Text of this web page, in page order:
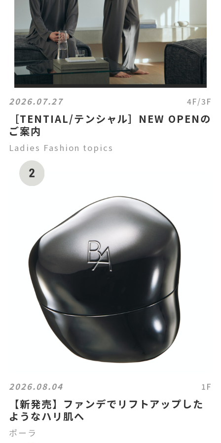
2026.07.27 4F/3F
［TENTIAL/テンシャル］NEW OPENの
ご案内
Ladies Fashion topics
2026.08.04 1F
【新発売】ファンデでリフトアップした
ようなハリ肌へ
ポーラ